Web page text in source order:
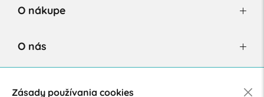
O nákupe
O nás
Zásady používania cookies